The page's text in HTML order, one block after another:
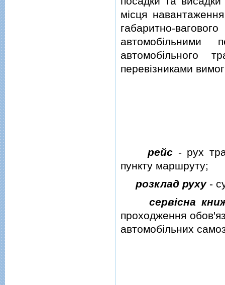
мiсця
габаритно-
автомобiльними
автомобiльного
перевiзниками
рейс- рух
пункту маршруту;
розклад руху-
сервiсна
проходження
автомобiльних